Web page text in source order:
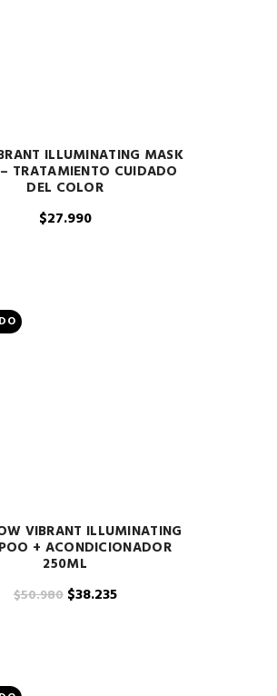
ILLUMINATING MASK
TRATAMIENTO CUIDADO
DEL COLOR
$27.990
VIBRANT ILLUMINATING
+ ACONDICIONADOR
250ML
$50.980 El
$38.235El